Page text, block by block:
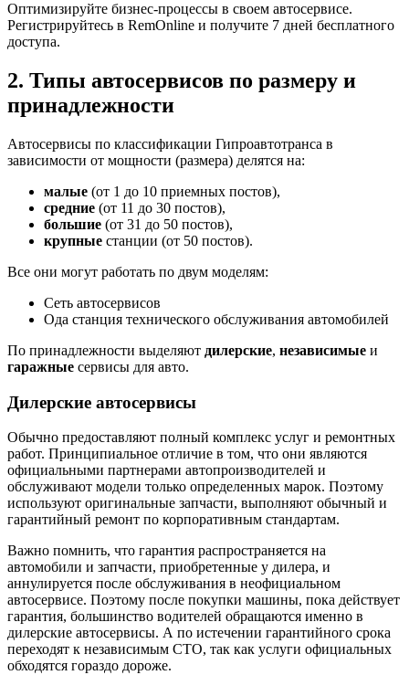
Оптимизируйте бизнес-процессы в своем автосервисе.
Регистрируйтесь в RemOnline и получите 7 дней бесплатного
доступа.
2. Типы автосервисов по размеру и
принадлежности
Автосервисы по классификации Гипроавтотранса в
зависимости от мощности (размера) делятся на:
малые (от 1 до 10 приемных постов),
средние (от 11 до 30 постов),
большие (от 31 до 50 постов),
крупные станции (от 50 постов).
Все они могут работать по двум моделям:
Сеть автосервисов
Ода станция технического обслуживания автомобилей
По принадлежности выделяют дилерские, независимые и
гаражные сервисы для авто.
Дилерские автосервисы
Обычно предоставляют полный комплекс услуг и ремонтных
работ. Принципиальное отличие в том, что они являются
официальными партнерами автопроизводителей и
обслуживают модели только определенных марок. Поэтому
используют оригинальные запчасти, выполняют обычный и
гарантийный ремонт по корпоративным стандартам.
Важно помнить, что гарантия распространяется на
автомобили и запчасти, приобретенные у дилера, и
аннулируется после обслуживания в неофициальном
автосервисе. Поэтому после покупки машины, пока действует
гарантия, большинство водителей обращаются именно в
дилерские автосервисы. А по истечении гарантийного срока
переходят к независимым СТО, так как услуги официальных
обходятся гораздо дороже.